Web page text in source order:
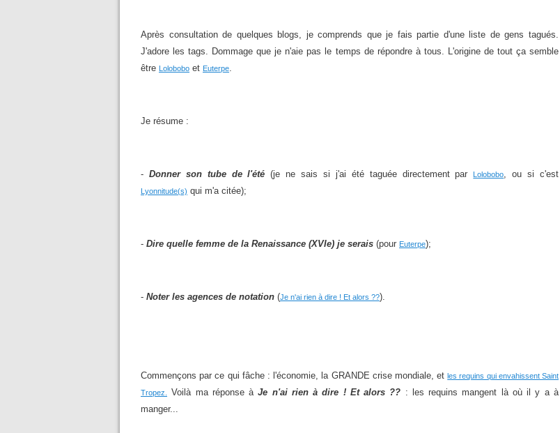
Après consultation de quelques blogs, je comprends que je fais partie d'une liste de gens tagués.
J'adore les tags. Dommage que je n'aie pas le temps de répondre à tous. L'origine de tout ça semble
être Lolobobo et Euterpe.
Je résume :
- Donner son tube de l'été (je ne sais si j'ai été taguée directement par Lolobobo, ou si c'est
Lyonnitude(s) qui m'a citée);
- Dire quelle femme de la Renaissance (XVIe) je serais (pour Euterpe);
- Noter les agences de notation (Je n'ai rien à dire ! Et alors ??).
Commençons par ce qui fâche : l'économie, la GRANDE crise mondiale, etles requins qui envahissent Saint
Tropez.
Voilà ma réponse àJe n'ai rien à dire ! Et alors ?? : les requins mangent là où il y a à
manger...